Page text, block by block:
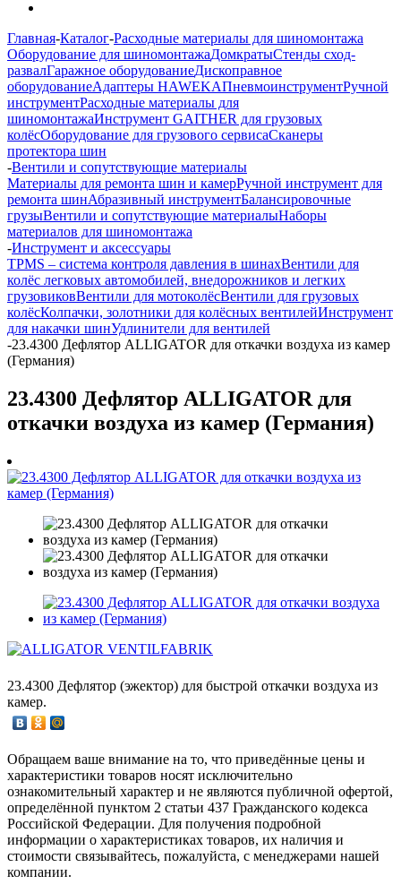
Главная-Каталог-Расходные материалы для шиномонтажа
Оборудование для шиномонтажаДомкратыСтенды сход-
развалГаражное оборудованиеДископравное
оборудованиеАдаптеры HAWEKAПневмоинструментРучной
инструментРасходные материалы для
шиномонтажаИнструмент GAITHER для грузовых
колёсОборудование для грузового сервисаСканеры
протектора шин
-Вентили и сопутствующие материалы
Материалы для ремонта шин и камерРучной инструмент для
ремонта шинАбразивный инструментБалансировочные
грузыВентили и сопутствующие материалыНаборы
материалов для шиномонтажа
-Инструмент и аксессуары
TPMS – система контроля давления в шинахВентили для
колёс легковых автомобилей, внедорожников и легких
грузовиковВентили для мотоколёсВентили для грузовых
колёсКолпачки, золотники для колёсных вентилейИнструмент
для накачки шинУдлинители для вентилей
-23.4300 Дефлятор ALLIGATOR для откачки воздуха из камер
(Германия)
23.4300 Дефлятор ALLIGATOR для
откачки воздуха из камер (Германия)
23.4300 Дефлятор (эжектор) для быстрой откачки воздуха из
камер.
Обращаем ваше внимание на то, что приведённые цены и
характеристики товаров носят исключительно
ознакомительный характер и не являются публичной офертой,
определённой пунктом 2 статьи 437 Гражданского кодекса
Российской Федерации. Для получения подробной
информации о характеристиках товаров, их наличия и
стоимости связывайтесь, пожалуйста, с менеджерами нашей
компании.